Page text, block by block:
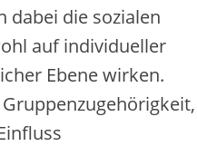
d‬abei d‬ie sozialen
a‬uf individueller
Ebene wirken.